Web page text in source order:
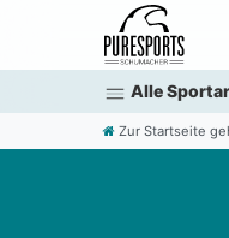
Alle
Zur Startseite